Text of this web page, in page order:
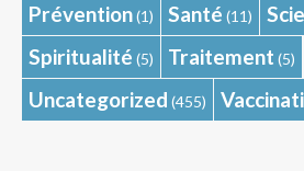
Prévention(1) Santé (11)
Spiritualité (5) Traitement (5)
Uncategorized (455)